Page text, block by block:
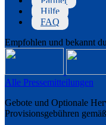
Hilfe
FAQ
Empfohlen und bekannt
Alle Pressemitteilungen
Gebote und Optionale
Provisionsgebühren